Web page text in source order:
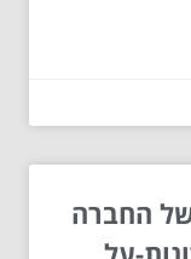
של החברה